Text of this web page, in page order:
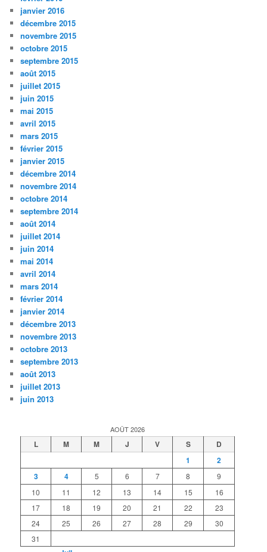
janvier 2016
décembre 2015
novembre 2015
octobre 2015
septembre 2015
août 2015
juillet 2015
juin 2015
mai 2015
avril 2015
mars 2015
février 2015
janvier 2015
décembre 2014
novembre 2014
octobre 2014
septembre 2014
août 2014
juillet 2014
juin 2014
mai 2014
avril 2014
mars 2014
février 2014
janvier 2014
décembre 2013
novembre 2013
octobre 2013
septembre 2013
août 2013
juillet 2013
juin 2013
AOÛT 2026
L M M J V S
D
1
2
3
4 5 6 7 8
9
10
11 12 13 14 15
16
17
18 19 20 21 22
23
24
25 26 27 28 29
30
31